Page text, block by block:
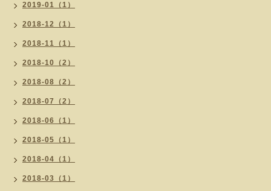
2019-01（1）
2018-12（1）
2018-11（1）
2018-10（2）
2018-08（2）
2018-07（2）
2018-06（1）
2018-05（1）
2018-04（1）
2018-03（1）